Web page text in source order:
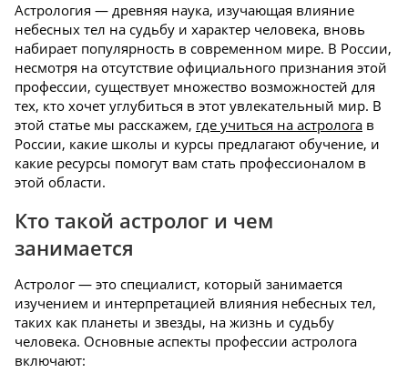
Астрология — древняя наука, изучающая влияние
небесных тел на судьбу и характер человека, вновь
набирает популярность в современном мире. В России,
несмотря на отсутствие официального признания этой
профессии, существует множество возможностей для
тех, кто хочет углубиться в этот увлекательный мир. В
этой статье мы расскажем, где учиться на астролога в
России, какие школы и курсы предлагают обучение, и
какие ресурсы помогут вам стать профессионалом в
этой области.
Кто такой астролог и чем
занимается
Астролог — это специалист, который занимается
изучением и интерпретацией влияния небесных тел,
таких как планеты и звезды, на жизнь и судьбу
человека. Основные аспекты профессии астролога
включают: